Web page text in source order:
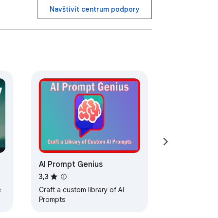
vyplňování formulářů, automatizace
/ E-Bay / Walmart / AirBnB / Zillow.
Navštívit centrum podpory
AI Prompt Genius
3,3
Craft a custom library of AI
Prompts